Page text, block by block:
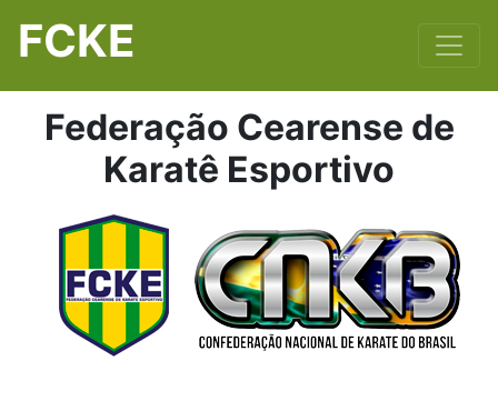
FCKE
Federação Cearense de
Karatê Esportivo